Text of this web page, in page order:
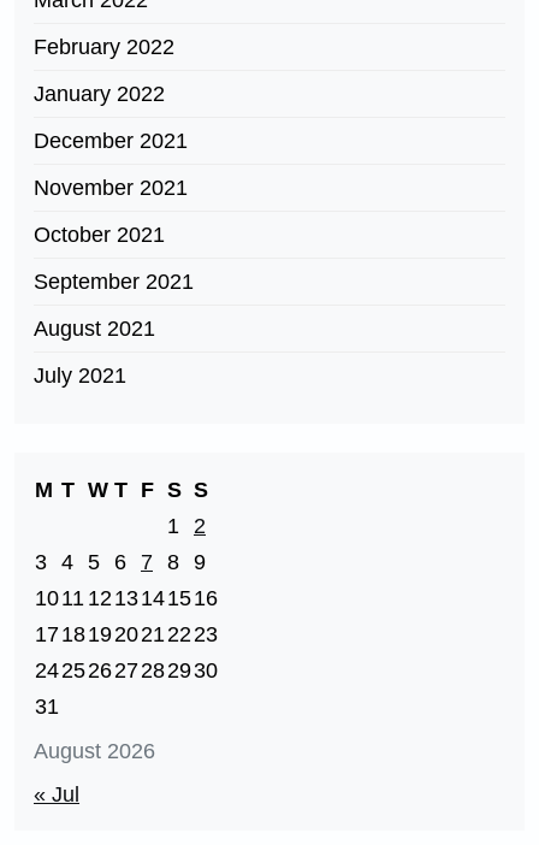
February 2022
January 2022
December 2021
November 2021
October 2021
September 2021
August 2021
July 2021
August 2026
M T W T F S S
1
2
3 4 5 6 7 8 9
1011 1213141516
17181920212223
24252627282930
31
« Jul